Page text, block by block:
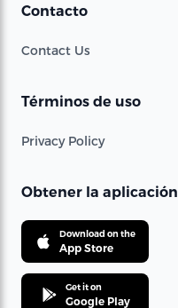
Contacto
Contact Us
Términos de uso
Privacy Policy
Obtener la aplicación
Download on the
App Store
Get it on
Google Play